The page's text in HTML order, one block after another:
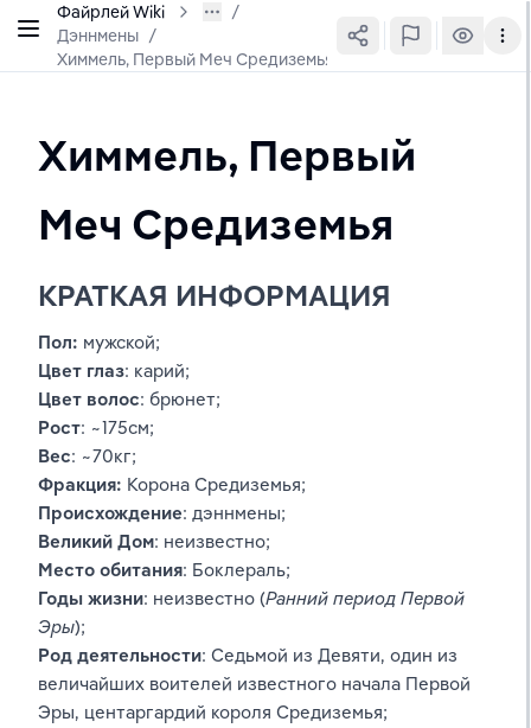
Файрлей Wiki
Дэннмены /
Химмель, Первый Меч Средиземья
Химмель, Первый
Меч Средиземья
КРАТКАЯ ИНФОРМАЦИЯ
Пол: мужской;
Цвет глаз: карий;
Цвет волос: брюнет;
Рост: ~175см;
Вес: ~70кг;
Фракция: Корона Средиземья;
Происхождение: дэннмены;
Великий Дом: неизвестно;
Место обитания: Боклераль;
Годы жизни: неизвестно (Ранний период Первой
Эры);
Род деятельности: Седьмой из Девяти, один из
величайших воителей известного начала Первой
Эры, центаргардий короля Средиземья;